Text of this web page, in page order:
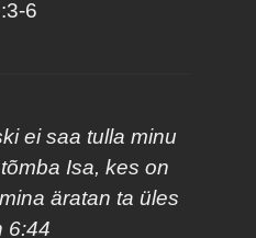
6
ei saa tulla minu
Isa, kes on
äratan ta üles
6:44